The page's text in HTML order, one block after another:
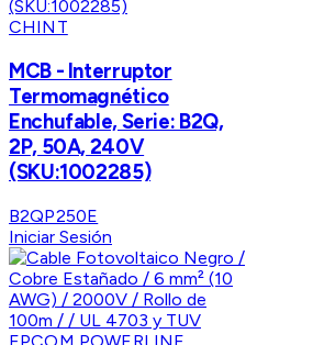
CHINT
MCB - Interruptor
Termomagnético
Enchufable, Serie: B2Q,
2P, 50A, 240V
(SKU:1002285)
B2QP250E
Iniciar Sesión